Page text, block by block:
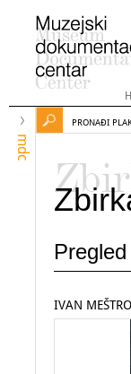
mdc
PRONAĐI
IVAN